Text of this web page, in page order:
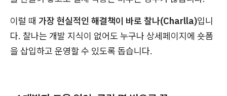
이럴 때 가장 현실적인 해결책이 바로 찰나(Charlla)입니
다. 찰나는 개발 지식이 없어도 누구나 상세페이지에 숏폼
을 삽입하고 운영할 수 있도록 돕습니다.